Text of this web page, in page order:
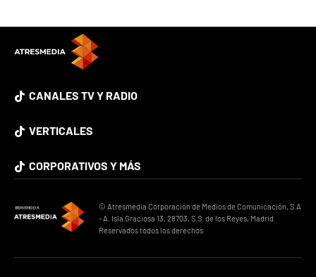
CANALES TV Y RADIO
VERTICALES
CORPORATIVOS Y MÁS
© Atresmedia Corporación de Medios de Comunicación, S.A
- A. Isla Graciosa 13, 28703, S.S. de los Reyes, Madrid.
Reservados todos los derechos